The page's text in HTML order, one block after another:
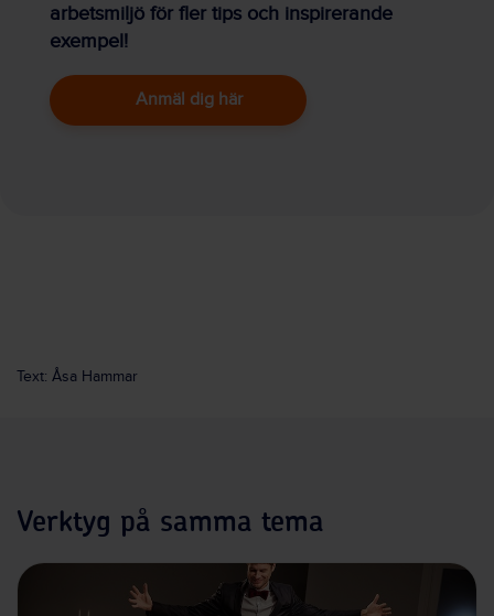
arbetsmiljö för fler tips och inspirerande
exempel!
Anmäl dig här
Text: Åsa Hammar
Verktyg på samma tema